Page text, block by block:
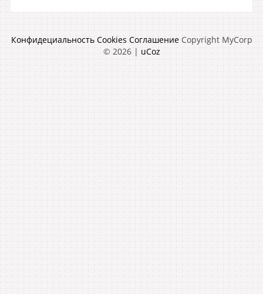
Конфидециальность Cookies Соглашение Copyright MyCorp
© 2026| uCoz